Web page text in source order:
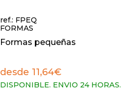
ref.: FPEQ
FORMAS
Formas pequeñas
desde 11,64€
DISPONIBLE. ENVIO 24 HORAS.